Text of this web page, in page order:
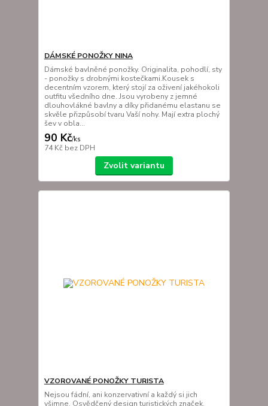
DÁMSKÉ PONOŽKY NINA
Dámské bavlněné ponožky. Originalita, pohodlí, sty
- ponožky s drobnými kostečkami.Kousek s
decentním vzorem, který stojí za oživení jakéhokoli
outfitu všedního dne. Jsou vyrobeny z jemné
dlouhovlákné bavlny a díky přidanému elastanu se
skvěle přizpůsobí tvaru Vaší nohy. Mají extra plochý
šev v obla...
90 Kč/ks
74 Kč bez DPH
Zvolit variantu
VZOROVANÉ PONOŽKY TURISTA
Nejsou fádní, ani konzervativní a každý si jich
všimne. Osvědčený design turistických značek.